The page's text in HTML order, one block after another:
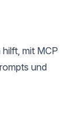
mit MCP
und